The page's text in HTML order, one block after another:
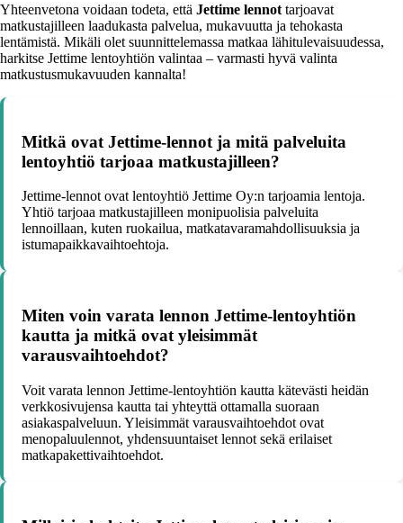
Yhteenvetona voidaan todeta, että Jettime lennot tarjoavat
matkustajilleen laadukasta palvelua, mukavuutta ja tehokasta
lentämistä. Mikäli olet suunnittelemassa matkaa lähitulevaisuudessa,
harkitse Jettime lentoyhtiön valintaa – varmasti hyvä valinta
matkustusmukavuuden kannalta!
Mitkä ovat Jettime-lennot ja mitä palveluita
lentoyhtiö tarjoaa matkustajilleen?
Jettime-lennot ovat lentoyhtiö Jettime Oy:n tarjoamia lentoja.
Yhtiö tarjoaa matkustajilleen monipuolisia palveluita
lennoillaan, kuten ruokailua, matkatavaramahdollisuuksia ja
istumapaikkavaihtoehtoja.
Miten voin varata lennon Jettime-lentoyhtiön
kautta ja mitkä ovat yleisimmät
varausvaihtoehdot?
Voit varata lennon Jettime-lentoyhtiön kautta kätevästi heidän
verkkosivujensa kautta tai yhteyttä ottamalla suoraan
asiakaspalveluun. Yleisimmät varausvaihtoehdot ovat
menopaluulennot, yhdensuuntaiset lennot sekä erilaiset
matkapakettivaihtoehdot.